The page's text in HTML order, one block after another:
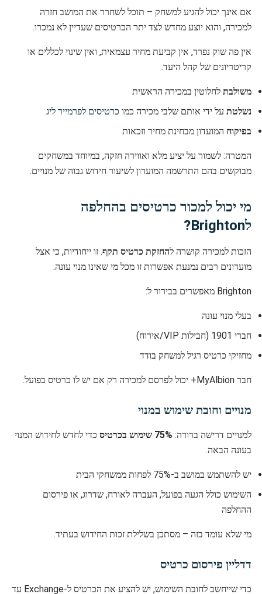
אם אינך יכול להגיע למשחק – תוכל לשחרר את המושב חזרה
למכירה, והוא יוצע מחדש לצד יתר הכרטיסים שעדיין לא נמכרו.
אין פה שוק נפרד, אין קביעת מחיר עצמאית, ואין שינוי לכללים או
קריטריונים של קהל היעד.
משולבת לחלוטין במכירה הראשית
נשלטת על ידי אותם שלבי מכירה כמו כרטיסים לפרמייר ליג
בפיקוח המועדון מבחינת מחיר וזכאות
המטרה: לשמור על יציע מלא ואווירה חזקה, במיוחד במשחקים
מבוקשים בהם התרשמה המועדון לשיעור חידוש גבוה של מנויים.
מי יכול למכור כרטיסים בהחלפה
לBrighton?
הזכות למכירה קושרה להחזקת כרטיס תקף. זו ייחודיות, כי אצל
מועדונים רבים נמנעת אפשרות זו מכל מי שאינו מנוי עונה.
Brighton מאפשרים בבירור ל:
בעלי מנוי עונה
חברי 1901 (חבילות VIP/אירוח)
מחזיקי כרטיס רגיל למשחק בודד
חבר MyAlbion+ יכול לפרסם למכירה רק אם יש לו כרטיס בפועל.
מנויים וחובת שימוש במנוי
למנויים דרישה ברורה: 75% שימוש בכרטיס
כדי לחדש לחידוש המנוי
בעונה הבאה.
יש להשתמש במושב ב-75% לפחות ממשחקי הבית
השימוש כולל הגעה בפועל, העברה לאורח, שדרוג, או פירסום
ההחלפה
מי שלא עומד בזה – מסתכן בשלילת זכות החידוש בעתיד.
דדליין פירסום כרטיס
כדי שייחשב לחובת השימוש, יש להציע את הכרטיס ל-Exchange עד